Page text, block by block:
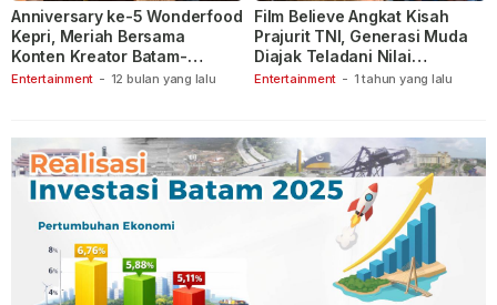
Entertainment - 12 bulan yang lalu
Anniversary ke-5 Wonderfood
Kepri, Meriah Bersama
Konten Kreator Batam-
Tanjungpinang
Entertainment - 1 tahun yang lalu
Film Believe Angkat Kisah
Prajurit TNI, Generasi Muda
Diajak Teladani Nilai
Keberanian